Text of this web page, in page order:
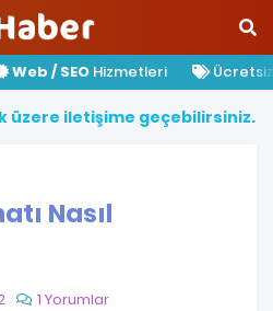
Web / SEO Hizmetleri
k üzere iletişime geçebilirsiniz.
Nasıl
1 Yorumlar